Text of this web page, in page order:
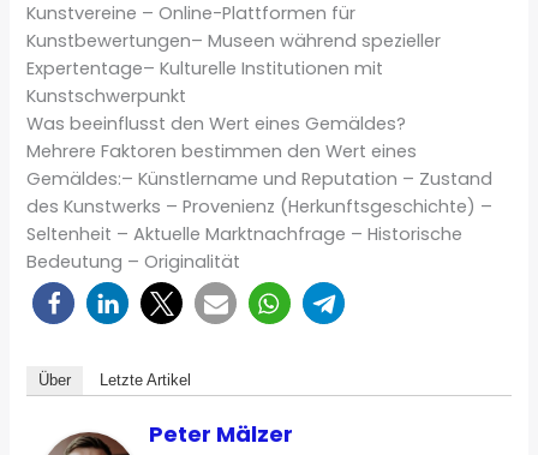
Kunstvereine – Online-Plattformen für
Kunstbewertungen– Museen während spezieller
Expertentage– Kulturelle Institutionen mit
Kunstschwerpunkt
Was beeinflusst den Wert eines Gemäldes?
Mehrere Faktoren bestimmen den Wert eines
Gemäldes:– Künstlername und Reputation – Zustand
des Kunstwerks – Provenienz (Herkunftsgeschichte) –
Seltenheit – Aktuelle Marktnachfrage – Historische
Bedeutung – Originalität
Über Letzte Artikel
Peter Mälzer